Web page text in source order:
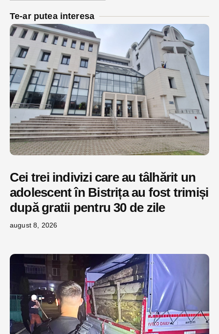
Te-ar putea interesa
Cei trei indivizi care au tâlhărit un
adolescent în Bistrița au fost trimiși
după gratii pentru 30 de zile
august 8, 2026